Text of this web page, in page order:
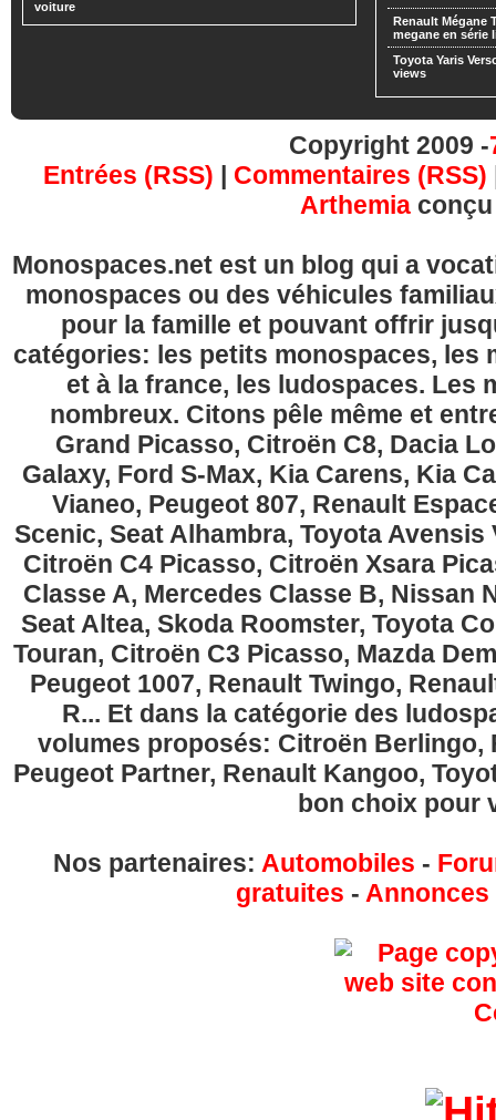
voiture
Renault Mégane
megane en série
Toyota Yaris
views
Copyright 2009 -
Entrées (RSS) | Commentaires (RSS)
Arthemia
Monospaces.net est un blog qui a
monospaces ou des véhicules
pour la famille et pouvant offrir
catégories: les petits monospaces, les
et à la france, les ludospaces. Les
nombreux. Citons pêle même et
Grand Picasso, Citroën C8, Dacia
Galaxy, Ford S-Max, Kia Carens, Kia
Vianeo, Peugeot 807, Renault
Scenic, Seat Alhambra, Toyota
Citroën C4 Picasso, Citroën Xsara
Classe A, Mercedes Classe B, Nissan
Seat Altea, Skoda Roomster, Toyota
Touran, Citroën C3 Picasso, Mazda
Peugeot 1007, Renault Twingo,
R... Et dans la catégorie des
volumes proposés: Citroën Berlingo,
Peugeot Partner, Renault Kangoo,
bon choix pour
Nos partenaires: Automobiles -
gratuites -